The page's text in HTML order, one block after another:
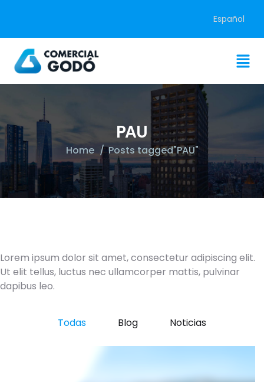
Español
PAU
Home Posts tagged"PAU"
Lorem ipsum dolor sit amet, consectetur adipiscing elit.
Ut elit tellus, luctus nec ullamcorper mattis, pulvinar
dapibus leo.
Todas Blog Noticias